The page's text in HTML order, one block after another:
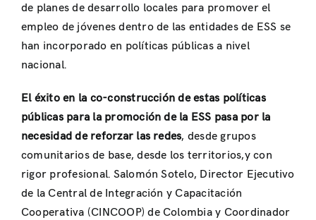
de planes de desarrollo locales para promover el
empleo de jóvenes dentro de las entidades de ESS se
han incorporado en políticas públicas a nivel
nacional.
El éxito en la co-construcción de estas políticas
públicas para la promoción de la ESS pasa por la
necesidad de reforzar las redes, desde grupos
comunitarios de base, desde los territorios,y con
rigor profesional. Salomón Sotelo, Director Ejecutivo
de la Central de Integración y Capacitación
Cooperativa (CINCOOP) de Colombia y Coordinador